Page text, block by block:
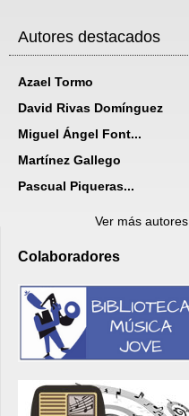
Autores destacados
Azael Tormo
David Rivas Domínguez
Miguel Ángel Font...
Martínez Gallego
Pascual Piqueras...
Ver más autores
Colaboradores